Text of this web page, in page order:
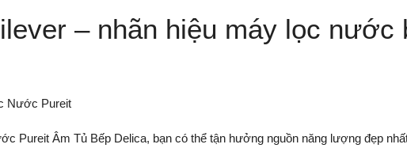
– nhãn hiệu máy lọc nước
Nước Pureit
Pureit Âm Tủ Bếp Delica, bạn có thể tận hưởng nguồn năng lượng đẹp